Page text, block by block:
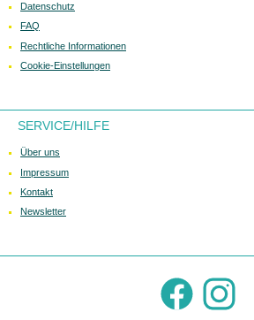
Datenschutz
FAQ
Rechtliche Informationen
Cookie-Einstellungen
SERVICE/HILFE
Über uns
Impressum
Kontakt
Newsletter
Facebook Instagram